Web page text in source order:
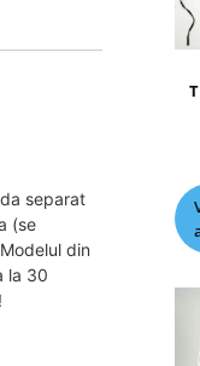
separat
(se
din
la 30